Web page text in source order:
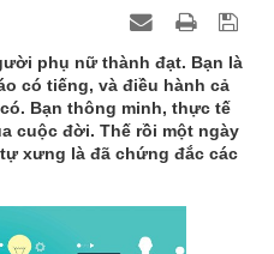
phụ nữ thành đạt. Bạn là
có tiếng, và điều hành cả
Bạn thông minh, thực tế
cuộc đời. Thế rồi một ngày
xưng là đã chứng đắc các